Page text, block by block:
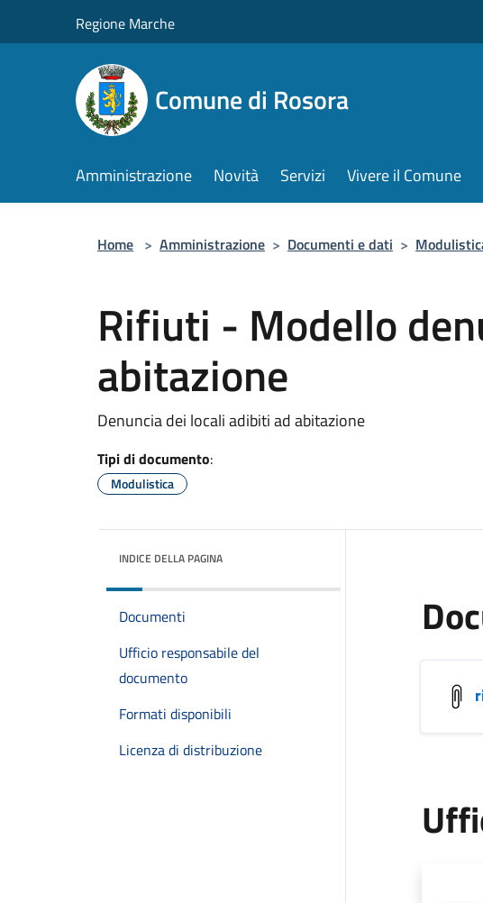
Regione Marche
Comune di Rosora
Amministrazione Novità Servizi Vivere il Comune
Home > Amministrazione > Documenti e dati >
Rifiuti - Modello
abitazione
Denuncia dei locali adibiti ad abitazione
Tipi di documento:
Modulistica
INDICE DELLA PAGINA
Documenti
Ufficio responsabile del
documento
Formati disponibili
Licenza di distribuzione